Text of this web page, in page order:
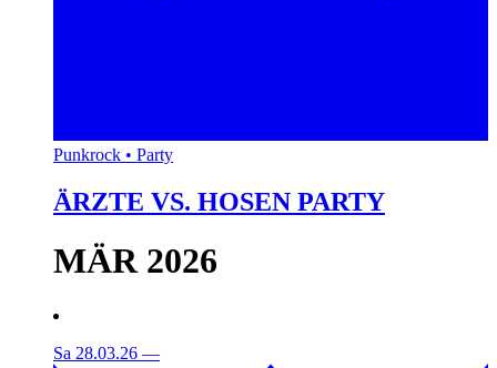
Punkrock • Party
ÄRZTE VS. HOSEN PARTY
MÄR 2026
Sa 28.03.26 —